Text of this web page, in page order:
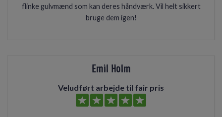
flinke gulvmænd som kan deres håndværk. Vil helt sikkert
bruge dem igen!
Emil Holm
Veludført arbejde til fair pris